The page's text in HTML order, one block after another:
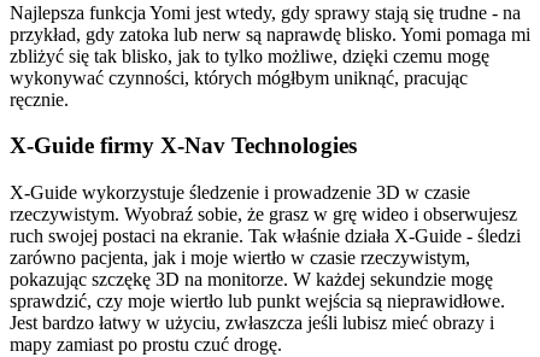
Najlepsza funkcja Yomi jest wtedy, gdy sprawy stają się trudne - na
przykład, gdy zatoka lub nerw są naprawdę blisko. Yomi pomaga mi
zbliżyć się tak blisko, jak to tylko możliwe, dzięki czemu mogę
wykonywać czynności, których mógłbym uniknąć, pracując
ręcznie.
X-Guide firmy X-Nav Technologies
X-Guide wykorzystuje śledzenie i prowadzenie 3D w czasie
rzeczywistym. Wyobraź sobie, że grasz w grę wideo i obserwujesz
ruch swojej postaci na ekranie. Tak właśnie działa X-Guide - śledzi
zarówno pacjenta, jak i moje wiertło w czasie rzeczywistym,
pokazując szczękę 3D na monitorze. W każdej sekundzie mogę
sprawdzić, czy moje wiertło lub punkt wejścia są nieprawidłowe.
Jest bardzo łatwy w użyciu, zwłaszcza jeśli lubisz mieć obrazy i
mapy zamiast po prostu czuć drogę.